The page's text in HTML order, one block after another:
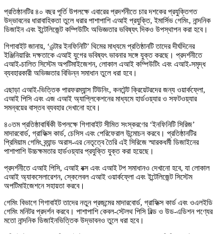
প্রতিষ্ঠানটির ৪০ বছর পূর্তি উপলক্ষে এবারের প্রদর্শনীতে চার দশকের প্রযুক্তিগত
উদ্ভাবনের ধারাবাহিকতা তুলে ধরার পাশাপাশি এআই প্রযুক্তি, ইমার্সিভ গেমিং, নান্দনিক
ডিজাইন এবং ইন্টেলিজেন্ট কম্পিউটিং অভিজ্ঞতার ভবিষ্যৎ দিকও উপস্থাপন করা হবে।
গিগাবাইট জানায়, ‘এন্টার ইনফিনিটি’ থিমের মাধ্যমে প্রতিষ্ঠানটি তাদের দীর্ঘদিনের
ইঞ্জিনিয়ারিং দক্ষতাকে এআই যুগের ভবিষ্যৎ ভাবনার সঙ্গে যুক্ত করছে। প্রদর্শনীতে
এআই-চালিত সিস্টেম অপটিমাইজেশন, লোকাল এআই কম্পিউটিং এবং এআই-সমৃদ্ধ
ব্যবহারকারী অভিজ্ঞতার বিভিন্ন সমাধান তুলে ধরা হবে।
এছাড়া এআই-ভিত্তিক পারফরম্যান্স টিউনিং, কনটেন্ট ক্রিয়েটরদের জন্য ওয়ার্কফ্লো,
এআই পিসি এবং এজ এআই অ্যাপ্লিকেশনের মাধ্যমে হার্ডওয়্যার ও সফটওয়্যার
সমন্বয়ের বাস্তব ব্যবহার দেখানো হবে।
৪০তম প্রতিষ্ঠাবার্ষিকী উপলক্ষে গিগাবাইট সীমিত সংস্করণের ‘ইনফিনিটি সিরিজ’
মাদারবোর্ড, গ্রাফিক্স কার্ড, চেসিস এবং পেরিফেরাল উন্মোচন করবে। প্রতিষ্ঠানটির
প্রিমিয়াম গেমিং ব্র্যান্ড অরাস-এর নেতৃত্বে তৈরি এই সিরিজে স্মারকধর্মী ডিজাইনের
পাশাপাশি উচ্চক্ষমতার হার্ডওয়্যার প্রযুক্তি যুক্ত করা হয়েছে।
প্রদর্শনীতে এআই পিসি, এআই বক্স এবং এআই টপ সমাধানও দেখানো হবে, যা লোকাল
এআই অ্যাকসেলারেশন, স্কেলেবল এআই ওয়ার্কফ্লো এবং ইন্টেলিজেন্ট সিস্টেম
অপটিমাইজেশনে সহায়তা করবে।
গেমিং বিভাগে গিগাবাইট তাদের নতুন প্রজন্মের মাদারবোর্ড, গ্রাফিক্স কার্ড এবং ওএলইডি
গেমিং মনিটর প্রদর্শন করবে। পাশাপাশি কেবল-স্টেলথ পিসি বিল্ড ও উড-এডিশন পণ্যের
মতো নান্দনিক ডিজাইনভিত্তিক উদ্ভাবনও তুলে ধরা হবে।